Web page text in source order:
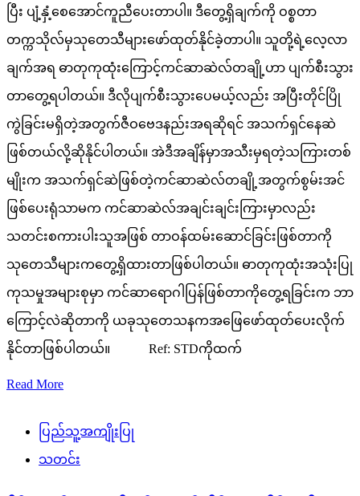
ပြီး ပျံ့နှံ့စေအောင်ကူညီပေးတာပါ။ ဒီတွေ့ရှိချက်ကို ဝစ္စတာ
တက္ကသိုလ်မှသုတေသီများဖော်ထုတ်နိုင်ခဲ့တာပါ။ သူတို့ရဲ့လေ့လာ
ချက်အရ ဓာတုကုထုံးကြောင့်ကင်ဆာဆဲလ်တချို့ဟာ ပျက်စီးသွား
တာတွေ့ရပါတယ်။ ဒီလိုပျက်စီးသွားပေမယ့်လည်း အပြီးတိုင်ပြို
ကွဲခြင်းမရှိတဲ့အတွက်ဇီဝဗေဒနည်းအရဆိုရင် အသက်ရှင်နေဆဲ
ဖြစ်တယ်လို့ဆိုနိုင်ပါတယ်။ အဲဒီအချိန်မှာအသီးမှရတဲ့သကြားတစ်
မျိုးက အသက်ရှင်ဆဲဖြစ်တဲ့ကင်ဆာဆဲလ်တချို့အတွက်စွမ်းအင်
ဖြစ်ပေးရုံသာမက ကင်ဆာဆဲလ်အချင်းချင်းကြားမှာလည်း
သတင်းစကားပါးသူအဖြစ် တာဝန်ထမ်းဆောင်ခြင်းဖြစ်တာကို
သုတေသီများကတွေ့ရှိထားတာဖြစ်ပါတယ်။ ဓာတုကုထုံးအသုံးပြု
ကုသမှုအများစုမှာ ကင်ဆာရောဂါပြန်ဖြစ်တာကိုတွေ့ရခြင်းက ဘာ
ကြောင့်လဲဆိုတာကို ယခုသုတေသနကအဖြေဖော်ထုတ်ပေးလိုက်
နိုင်တာဖြစ်ပါတယ်။ Ref: STDကိုထက်
Read More
ပြည်သူ့အကျိုးပြု
သတင်း